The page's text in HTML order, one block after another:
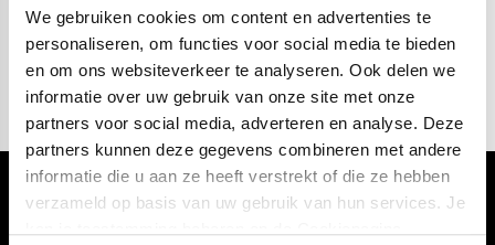
We gebruiken cookies om content en advertenties te
personaliseren, om functies voor social media te bieden
en om ons websiteverkeer te analyseren. Ook delen we
informatie over uw gebruik van onze site met onze
partners voor social media, adverteren en analyse. Deze
partners kunnen deze gegevens combineren met andere
informatie die u aan ze heeft verstrekt of die ze hebben
verzameld op basis van uw gebruik van hun services. Je
zoals te doen gebruikelijk, gepubliceerd ophet
YouTube-kanaal van FC Utrecht
Volg ons ook via